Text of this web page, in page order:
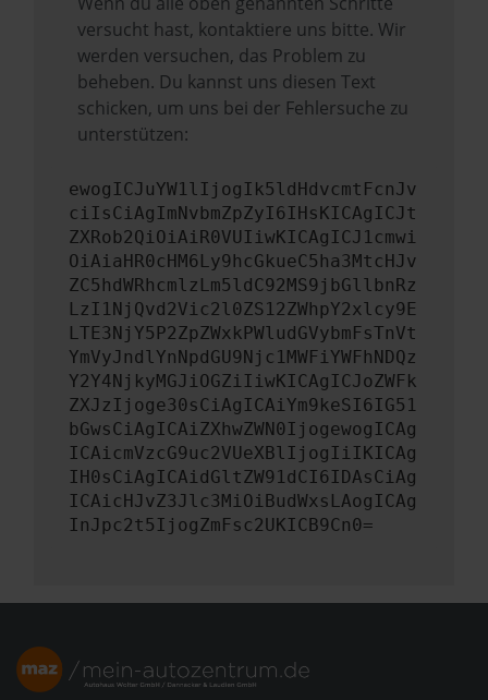
versucht hast, kontaktiere uns bitte. Wir
werden versuchen, das Problem zu
beheben. Du kannst uns diesen Text
schicken, um uns bei der Fehlersuche zu
unterstützen:
ewogICJuYW1lIjogIk5ldHdvcmtFcnJv
ciIsCiAgImNvbmZpZyI6IHsKICAgICJt
ZXRob2QiOiAiR0VUIiwKICAgICJ1cmwi
OiAiaHR0cHM6Ly9hcGkueC5ha3MtcHJv
ZC5hdWRhcmlzLm5ldC92MS9jbGllbnRz
LzI1NjQvd2Vic2l0ZS12ZWhpY2xlcy9E
LTE3NjY5P2ZpZWxkPWludGVybmFsTnVt
YmVyJndlYnNpdGU9Njc1MWFiYWFhNDQz
Y2Y4NjkyMGJiOGZiIiwKICAgICJoZWFk
ZXJzIjoge30sCiAgICAiYm9keSI6IG51
bGwsCiAgICAiZXhwZWN0IjogewogICAg
ICAicmVzcG9uc2VUeXBlIjogIiIKICAg
IH0sCiAgICAidGltZW91dCI6IDAsCiAg
ICAicHJvZ3Jlc3MiOiBudWxsLAogICAg
InJpc2t5IjogZmFsc2UKICB9Cn0=